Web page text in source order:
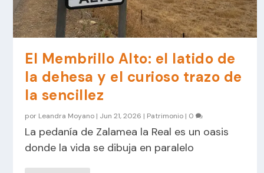
El Membrillo Alto: el latido de
la dehesa y el curioso trazo de
la sencillez
por Leandra Moyano | Jun 21, 2026 | Patrimonio | 0
La pedanía de Zalamea la Real es un oasis
donde la vida se dibuja en paralelo